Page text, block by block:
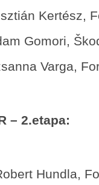
Kertész,
Gomori,
Varga,
– 2.etapa:
Hundla,